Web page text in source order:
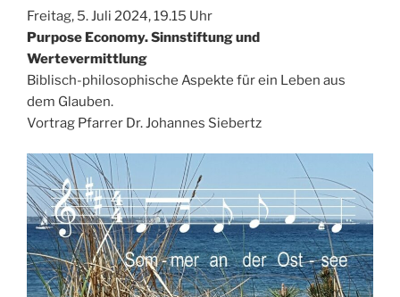
Freitag, 5. Juli 2024, 19.15 Uhr
Purpose Economy. Sinnstiftung und
Wertevermittlung
Biblisch-philosophische Aspekte für ein Leben aus
dem Glauben.
Vortrag Pfarrer Dr. Johannes Siebertz